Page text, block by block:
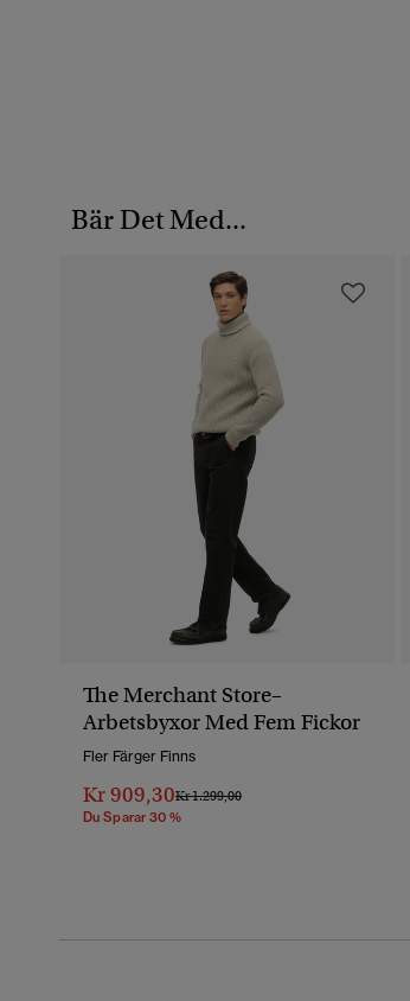
Bär Det Med...
The Merchant Store–
Arbetsbyxor Med Fem Fickor
Fler Färger Finns
Kr 909,30Pris Reducerat Från
Kr 1.299,00Till
Du Sparar 30 %